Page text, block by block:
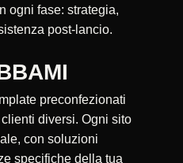
ogni fase: strategia,
post-lancio.
preconfezionati
diversi. Ogni sito
con soluzioni
specifiche della tua